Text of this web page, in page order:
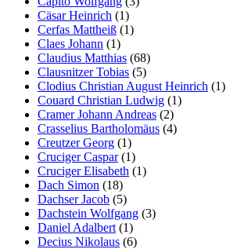
Cäsar Heinrich (1)
Cerfas Mattheiß (1)
Claes Johann (1)
Claudius Matthias (68)
Clausnitzer Tobias (5)
Clodius Christian August Heinrich (1)
Couard Christian Ludwig (1)
Cramer Johann Andreas (2)
Crasselius Bartholomäus (4)
Creutzer Georg (1)
Cruciger Caspar(1)
Cruciger Elisabeth (1)
Dach Simon (18)
Dachser Jacob (5)
Dachstein Wolfgang (3)
Daniel Adalbert (1)
Decius Nikolaus (6)